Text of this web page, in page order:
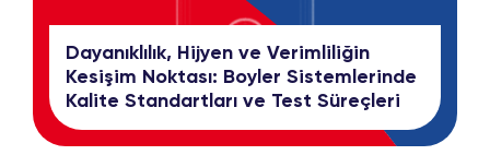
Dayanıklılık, Hijyen ve Verimliliğin
Kesişim Noktası: Boyler Sistemlerinde
Kalite Standartları ve Test Süreçleri